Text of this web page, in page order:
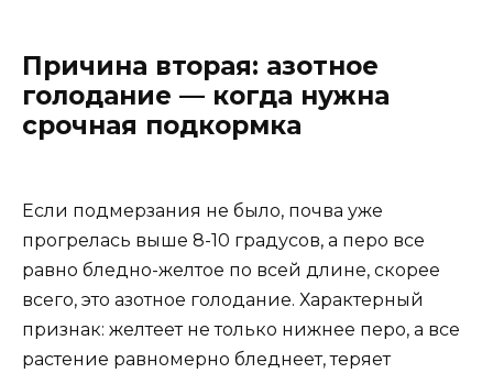
Причина вторая: азотное
голодание — когда нужна
срочная подкормка
Если подмерзания не было, почва уже
прогрелась выше 8-10 градусов, а перо все
равно бледно-желтое по всей длине, скорее
всего, это азотное голодание. Характерный
признак: желтеет не только нижнее перо, а все
растение равномерно бледнеет, теряет